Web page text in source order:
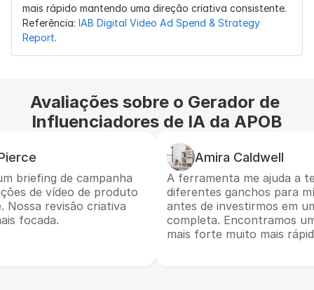
mais rápido mantendo uma direção criativa consistente.
Referência: IAB Digital Video Ad Spend & Strategy
Report.
Avaliações sobre o Gerador de
Influenciadores de IA da APOB
briefing de campanha
de vídeo de produto
Nossa revisão criativa
focada.
Amira Caldwell
A ferramenta me ajuda a
diferentes ganchos para
antes de investirmos em
completa. Encontramos
mais forte muito mais